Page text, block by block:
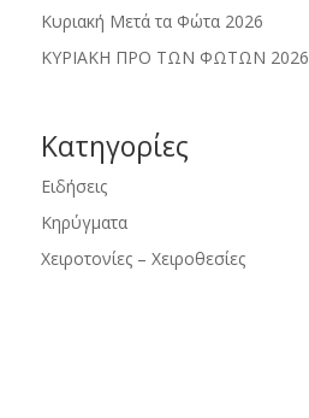
Κυριακή Μετά τα Φώτα 2026
ΚΥΡΙΑΚΗ ΠΡΟ ΤΩΝ ΦΩΤΩΝ 2026
Kατηγορίες
Ειδήσεις
Κηρύγματα
Χειροτονίες – Χειροθεσίες